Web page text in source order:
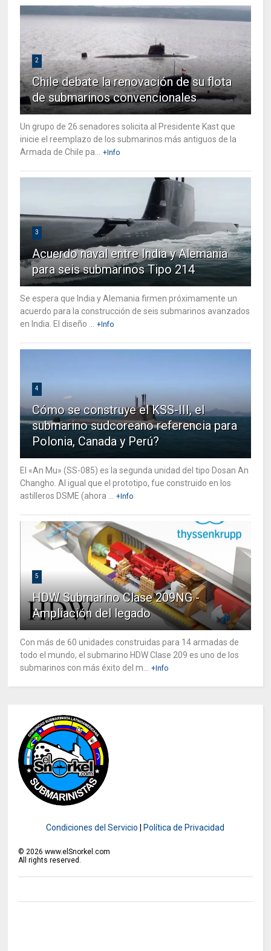
2
Chile debate la renovación de su flota
de submarinos convencionales
Un grupo de 26 senadores solicita al Presidente Kast que
inicie el reemplazo de los submarinos más antiguos de la
Armada de Chile pa...
+Info
3
Acuerdo naval entre India y Alemania
para seis submarinos Tipo 214
Se espera que India y Alemania firmen próximamente un
acuerdo para la construcción de seis submarinos avanzados
en India. El diseño ...
+Info
4
Cómo se construye el KSS-III, el
submarino sudcoreano referencia para
Polonia, Canada y Perú?
El «An Mu» (SS-085) es la segunda unidad del tipo Dosan An
Changho. Al igual que el prototipo, fue construido en los
astilleros DSME (ahora ...
+Info
5
HDW Submarino Clase 209NG -
Ampliación del legado
Con más de 60 unidades construidas para 14 armadas de
todo el mundo, el submarino HDW Clase 209 es uno de los
submarinos con más éxito del m...
+Info
Condiciones del Servicio Política de Privacidad
© 2026 www.elSnorkel.com
All rights reserved.